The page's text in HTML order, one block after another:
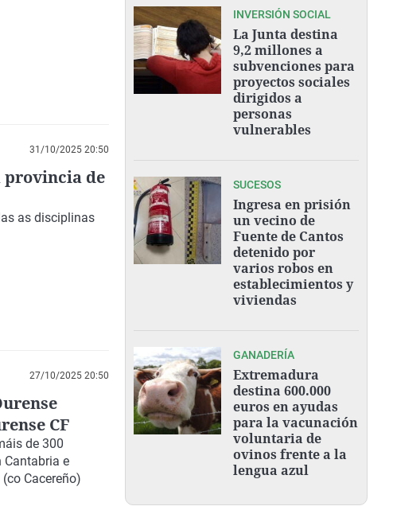
31/10/2025 20:50
provincia de
as disciplinas
27/10/2025 20:50
CF
de 300
Cantabria e
Cacereño)
INVERSIÓN SOCIAL
La Junta destina
9,2 millones a
subvenciones para
proyectos sociales
dirigidos a
personas
vulnerables
SUCESOS
Ingresa en prisión
un vecino de
Fuente de Cantos
detenido por
varios robos en
establecimientos y
viviendas
GANADERÍA
Extremadura
destina 600.000
euros en ayudas
para la vacunación
voluntaria de
ovinos frente a la
lengua azul